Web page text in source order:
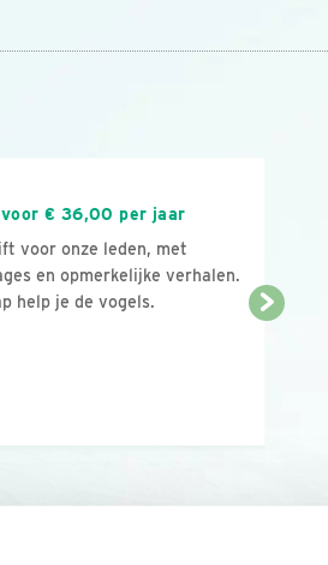
€ 36,00 per jaar
voor onze leden, met
en opmerkelijke verhalen.
help je de vogels.